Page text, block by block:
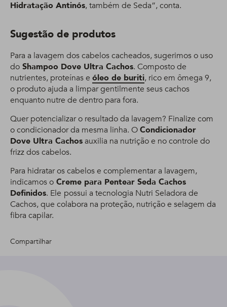
Hidratação Antinós, também de Seda”, conta.
Sugestão de produtos
Para a lavagem dos cabelos cacheados, sugerimos o uso
do Shampoo Dove Ultra Cachos. Composto de
nutrientes, proteínas e óleo de buriti, rico em ômega 9,
o produto ajuda a limpar gentilmente seus cachos
enquanto nutre de dentro para fora.
Quer potencializar o resultado da lavagem? Finalize com
o condicionador da mesma linha. OCondicionador
Dove Ultra Cachosauxilia na nutrição e no controle do
frizz dos cabelos.
Para hidratar os cabelos e complementar a lavagem,
indicamos o Creme para Pentear Seda Cachos
Definidos. Ele possui a tecnologia Nutri Seladora de
Cachos, que colabora na proteção, nutrição e selagem da
fibra capilar.
Compartilhar